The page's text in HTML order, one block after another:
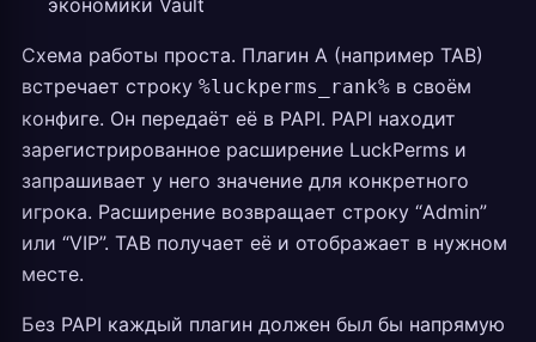
экономики Vault
Схема работы проста. Плагин A (например TAB)
встречает строку %luckperms_rank% в своём
конфиге. Он передаёт её в PAPI. PAPI находит
зарегистрированное расширение LuckPerms и
запрашивает у него значение для конкретного
игрока. Расширение возвращает строку “Admin”
или “VIP”. TAB получает её и отображает в нужном
месте.
Без PAPI каждый плагин должен был бы напрямую